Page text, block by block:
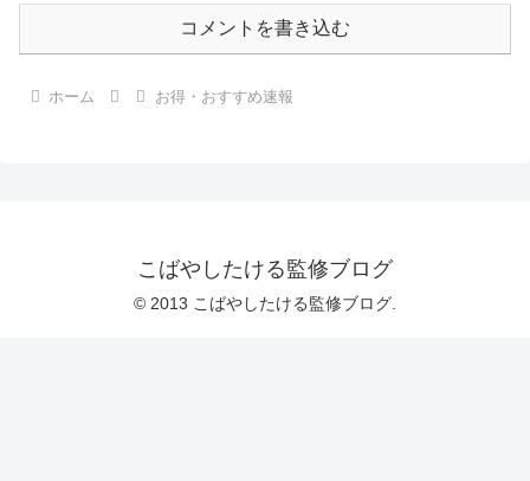
コメントを書き込む
ホーム お得・おすすめ速報
こばやしたける監修ブログ
© 2013 こばやしたける監修ブログ.